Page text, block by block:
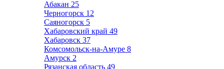
Абакан 25
Черногорск 12
Саяногорск 5
Хабаровский край 49
Хабаровск 37
Комсомольск-на-Амуре 8
Амурск 2
Рязанская область 49